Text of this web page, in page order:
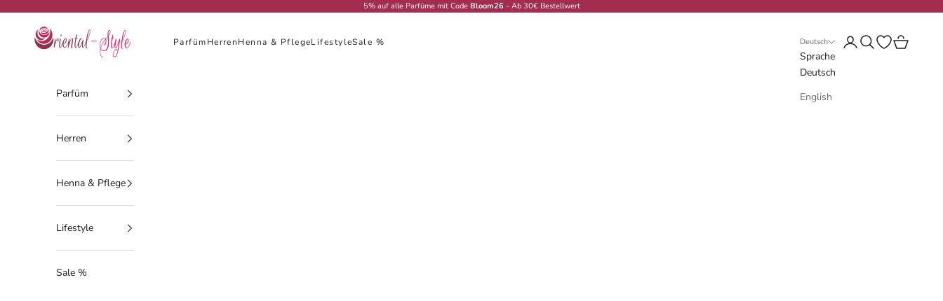
5% auf alle Parfüme mit Code Bloom26- Ab 30€ Bestellwert
Oriental-Style
ParfümHerrenHenna & PflegeLifestyleSale % Deutsch
Sprache
Deutsch
English
Anmelden
SuchenWunschliste
Warenkorb
Parfüm
Herren
Henna & Pflege
Lifestyle
Sale %